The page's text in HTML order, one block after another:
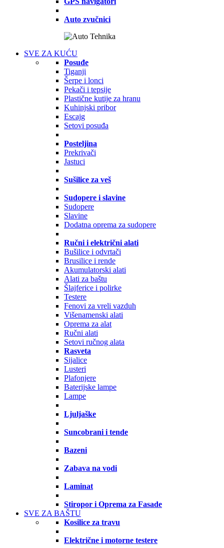
Auto zvučnici
SVE ZA KUĆU
Posuđe
Tiganji
Šerpe i lonci
Pekači i tepsije
Plastične kutije za hranu
Kuhinjski pribor
Escajg
Setovi posuđa
Posteljina
Prekrivači
Jastuci
Sušilice za veš
Sudopere i slavine
Sudopere
Slavine
Dodatna oprema za sudopere
Ručni i električni alati
Bušilice i odvrtači
Brusilice i rende
Akumulatorski alati
Alati za baštu
Šlajferice i polirke
Testere
Fenovi za vreli vazduh
Višenamenski alati
Oprema za alat
Ručni alati
Setovi ručnog alata
Rasveta
Sijalice
Lusteri
Plafonjere
Baterijske lampe
Lampe
Ljuljaške
Suncobrani i tende
Bazeni
Zabava na vodi
Laminat
Stiropor i Oprema za Fasade
SVE ZA BAŠTU
Kosilice za travu
Električne i motorne testere